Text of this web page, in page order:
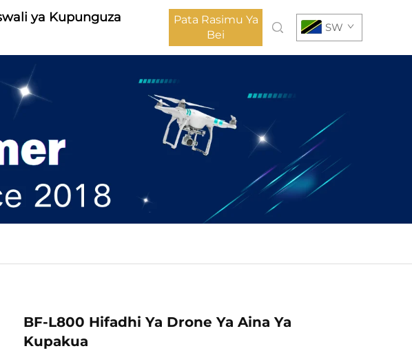
ya Kupunguza
Pata Rasimu Ya
Bei
SW
BF-L800 Hifadhi Ya Drone Ya Aina Ya
Kupakua